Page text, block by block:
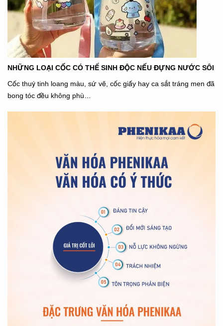
NHỮNG LOẠI CỐC CÓ THỂ SINH ĐỘC NẾU ĐỰNG NƯỚC SÔI
Cốc thuỷ tinh loang màu, sứ vẽ, cốc giấy hay ca sắt tráng men đã
bong tóc đều không phù…